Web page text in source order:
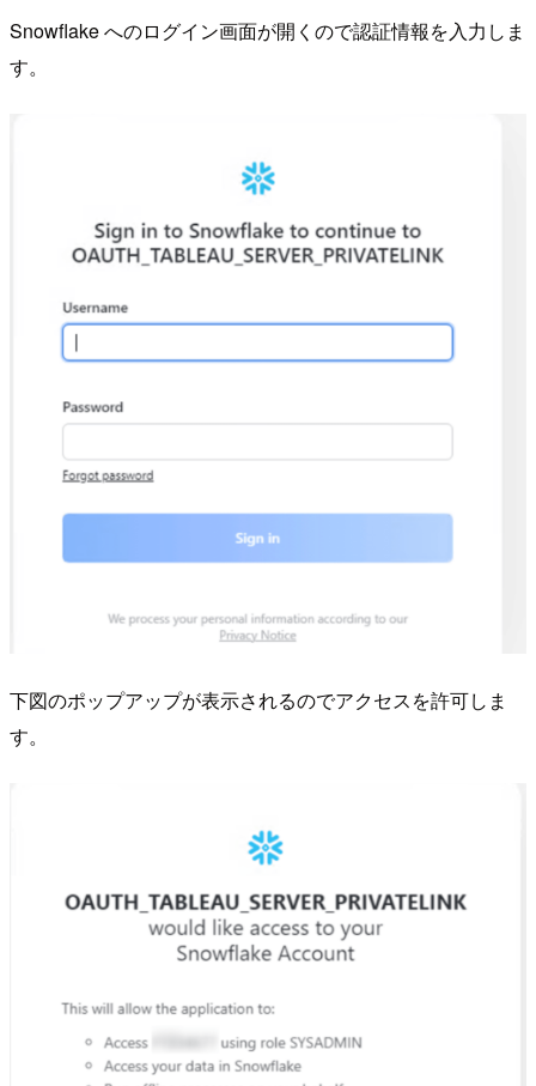
Snowflake へのログイン画面が開くので認証情報を入力しま
す。
下図のポップアップが表示されるのでアクセスを許可しま
す。